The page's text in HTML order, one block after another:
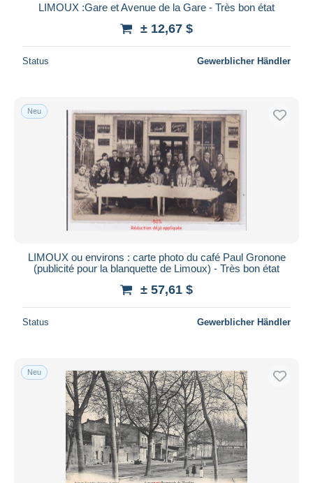
LIMOUX :Gare et Avenue de la Gare - Très bon état
± 12,67 $
Status Gewerblicher Händler
Neu
LIMOUX ou environs : carte photo du café Paul Gronone
(publicité pour la blanquette de Limoux) - Très bon état
± 57,61 $
Status Gewerblicher Händler
Neu